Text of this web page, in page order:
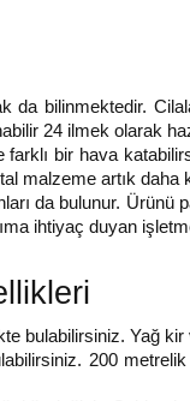
da bilinmektedir.
24 ilmek olarak
bir hava
malzeme artık daha
da bulunur.
ihtiyaç duyan
bulabilirsiniz. Yağ
200 metrelik